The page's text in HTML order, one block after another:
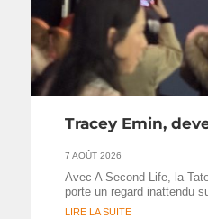
Tracey Emin,
7 AOÛT 2026
Avec A Second Life, la
porte un regard inattendu
LIRE LA SUITE